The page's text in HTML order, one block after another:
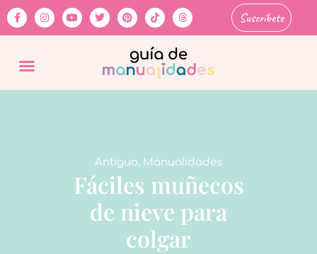
Suscríbete
Antiguo, Manualidades
Fáciles muñecos
de nieve para
colgar